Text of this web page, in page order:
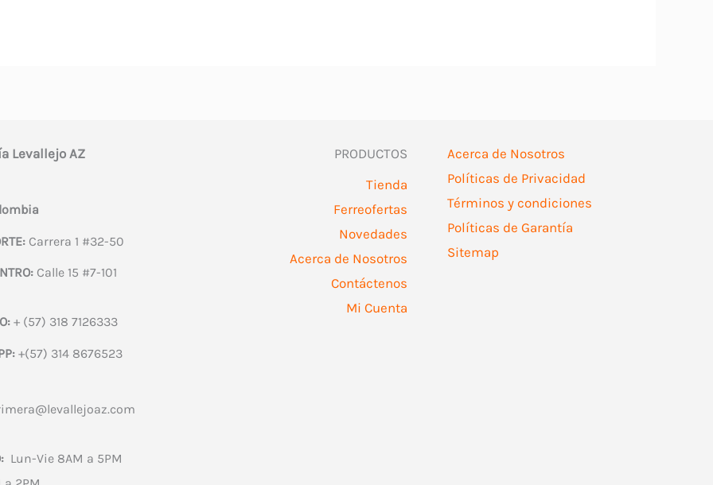
Levallejo AZ
Carrera 1 #32-50
Calle 15 #7-101
+ (57) 318 7126333
+(57) 314 8676523
Lun-Vie 8AM a 5PM
PRODUCTOS
Tienda
Ferreofertas
Novedades
Acerca de Nosotros
Contáctenos
Mi Cuenta
Acerca de Nosotros
Políticas de Privacidad
Términos y condiciones
Políticas de Garantía
Sitemap